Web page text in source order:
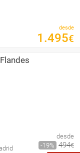
desde
1 .495€
desde
19
494€